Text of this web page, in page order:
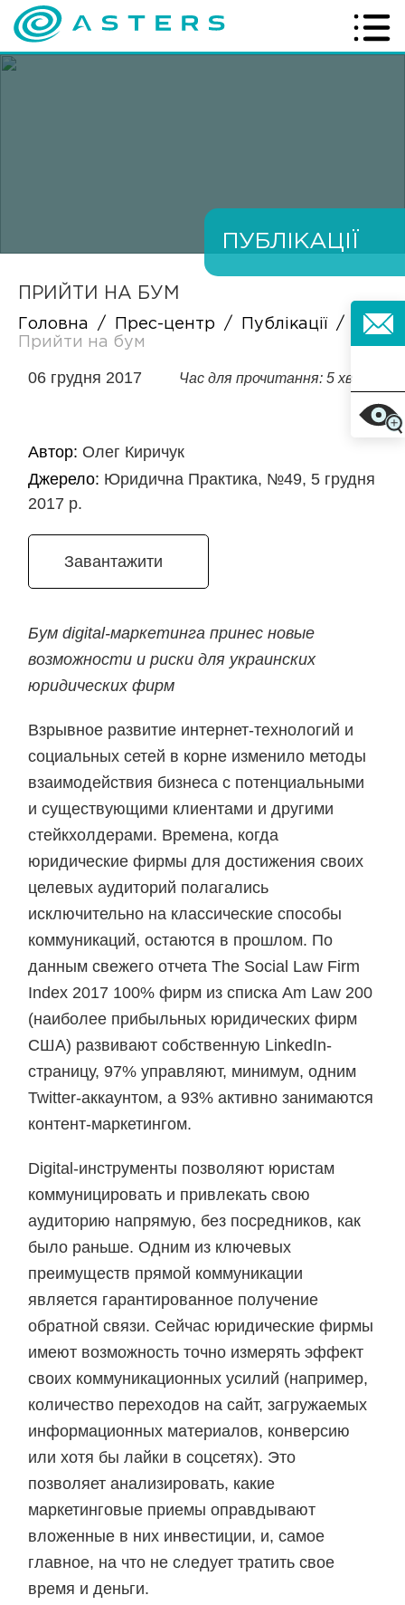
ПУБЛІКАЦІЇ
ПРИЙТИ НА БУМ
Головна / Прес-центр / Публікації
/
Прийти на бум
06 грудня 2017 Час для прочитання: 5 хв
Автор: Олег Киричук
Джерело: Юридична Практика, №49, 5 грудня
2017 р.
Завантажити
Бум digital-маркетинга принес новые
возможности и риски для украинских
юридических фирм
Взрывное развитие интернет-технологий и
социальных сетей в корне изменило методы
взаимодействия бизнеса с потенциальными
и существующими клиентами и другими
стейкхолдерами. Времена, когда
юридические фирмы для достижения своих
целевых аудиторий полагались
исключительно на классические способы
коммуникаций, остаются в прошлом. По
данным свежего отчета The Social Law Firm
Index 2017 100% фирм из списка Am Law 200
(наиболее прибыльных юридических фирм
США) развивают собственную LinkedIn-
страницу, 97% управляют, минимум, одним
Twitter-аккаунтом, а 93% активно занимаются
контент-маркетингом.
Digital-инструменты позволяют юристам
коммуницировать и привлекать свою
аудиторию напрямую, без посредников, как
было раньше. Одним из ключевых
преимуществ прямой коммуникации
является гарантированное получение
обратной связи. Сейчас юридические фирмы
имеют возможность точно измерять эффект
своих коммуникационных усилий (например,
количество переходов на сайт, загружаемых
информационных материалов, конверсию
или хотя бы лайки в соцсетях). Это
позволяет анализировать, какие
маркетинговые приемы оправдывают
вложенные в них инвестиции, и, самое
главное, на что не следует тратить свое
время и деньги.